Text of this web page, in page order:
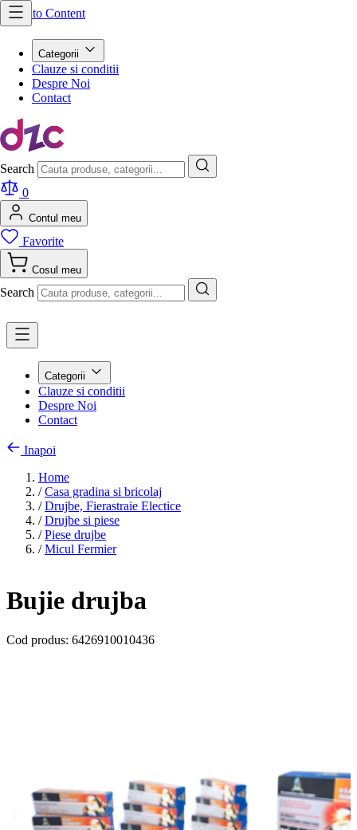
Skip to Content
Categorii
Clauze si conditii
Despre Noi
Contact
Search
0
Contul meu
Favorite
Cosul meu
Search
Categorii
Clauze si conditii
Despre Noi
Contact
Inapoi
Home
/ Casa gradina si bricolaj
/ Drujbe, Fierastraie Electice
/ Drujbe si piese
/ Piese drujbe
/ Micul Fermier
Bujie drujba
Cod produs: 6426910010436